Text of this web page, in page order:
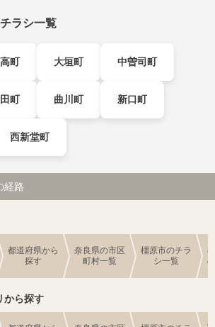
ラシ一覧
町 大垣町 中曽司町
町 曲川町 新口町
西新堂町
経路
都道府県から
探す
奈良県の市区
町村一覧
橿原市のチラ
シ一覧
から探す